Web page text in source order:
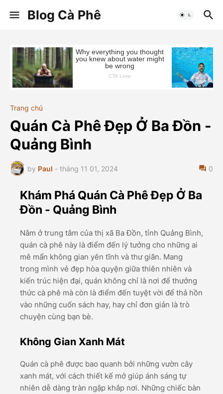
Blog Cà Phê
Trang chủ
Quán Cà Phê Đẹp Ở Ba Đồn -
Quảng Bình
by Paul - tháng 11 01, 2024 0
Khám Phá Quán Cà Phê Đẹp Ở Ba
Đồn - Quảng Bình
Nằm ở trung tâm của thị xã Ba Đồn, tỉnh Quảng Bình,
quán cà phê này là điểm đến lý tưởng cho những ai
mê mẩn không gian yên tĩnh và thư giãn. Mang
trong mình vẻ đẹp hòa quyện giữa thiên nhiên và
kiến trúc hiện đại, quán không chỉ là nơi để thưởng
thức cà phê mà còn là điểm đến tuyệt vời để thả hồn
vào những cuốn sách hay, hay chỉ đơn giản là trò
chuyện cùng bạn bè.
Không Gian Xanh Mát
Quán cà phê được bao quanh bởi những vườn cây
xanh mát, với cách thiết kế mở giúp ánh sáng tự
nhiên dễ dàng tràn ngập khắp nơi. Những chiếc bàn